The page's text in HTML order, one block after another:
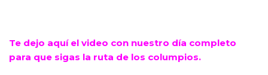
Te dejo aquí el video con nuestro día completo
para que sigas la ruta de los columpios.